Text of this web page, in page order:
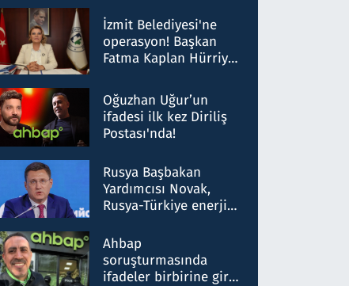
Milyar liralık para
trafiği tespit edildi
İzmit Belediyesi'ne
operasyon! Başkan
Fatma Kaplan Hürriyet
Oğuzhan Uğur’un
ifadesi ilk kez Diriliş
Postası'nda!
Rusya Başbakan
Yardımcısı Novak,
Rusya-Türkiye enerji
nitelikte olduğunu
belirtti
Ahbap
soruşturmasında
ifadeler birbirine girdi: